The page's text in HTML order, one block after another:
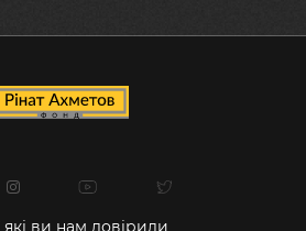
які ви нам довірили